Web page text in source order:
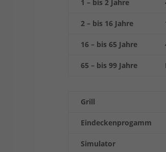
1 – bis 2 Jahre
2 – bis 16 Jahre
16 – bis 65 Jahre
65 – bis 99 Jahre
Grill
Eindeckenprogamm
Simulator